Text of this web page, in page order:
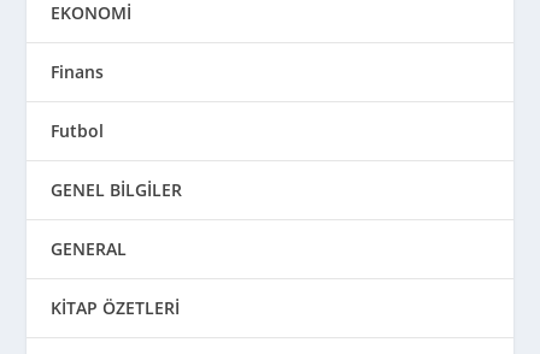
EKONOMİ
Finans
Futbol
GENEL BİLGİLER
GENERAL
KİTAP ÖZETLERİ